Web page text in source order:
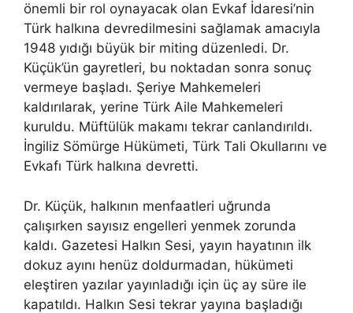
önemli bir rol oynayacak olan Evkaf İdaresi’nin
Türk halkına devredilmesini sağlamak amacıyla
1948 yıdığı büyük bir miting düzenledi. Dr.
Küçük’ün gayretleri, bu noktadan sonra sonuç
vermeye başladı. Şeriye Mahkemeleri
kaldırılarak, yerine Türk Aile Mahkemeleri
kuruldu. Müftülük makamı tekrar canlandırıldı.
İngiliz Sömürge Hükümeti, Türk Tali Okullarını ve
Evkafı Türk halkına devretti.
Dr. Küçük, halkının menfaatleri uğrunda
çalışırken sayısız engelleri yenmek zorunda
kaldı. Gazetesi Halkın Sesi, yayın hayatının ilk
dokuz ayını henüz doldurmadan, hükümeti
eleştiren yazılar yayınladığı için üç ay süre ile
kapatıldı. Halkın Sesi tekrar yayına başladığı